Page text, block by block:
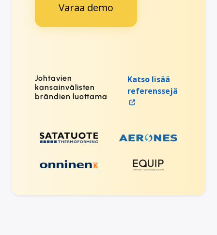
Varaa demo
Johtavien
kansainvälisten
brändien luottama
Katso lisää
referenssejä